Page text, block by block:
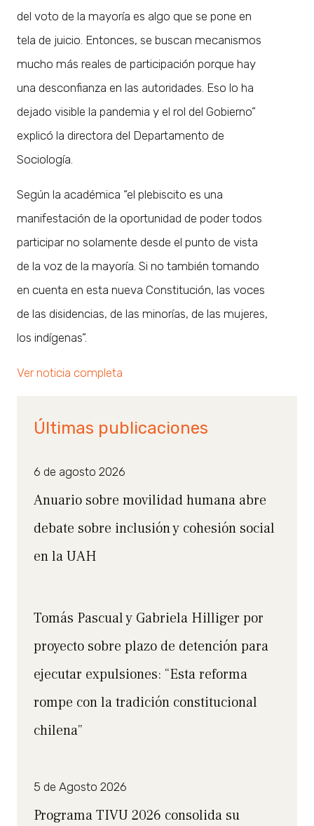
del voto de la mayoría es algo que se pone en
tela de juicio. Entonces, se buscan mecanismos
mucho más reales de participación porque hay
una desconfianza en las autoridades. Eso lo ha
dejado visible la pandemia y el rol del Gobierno”
explicó la directora del Departamento de
Sociología.
Según la académica “el plebiscito es una
manifestación de la oportunidad de poder todos
participar no solamente desde el punto de vista
de la voz de la mayoría. Si no también tomando
en cuenta en esta nueva Constitución, las voces
de las disidencias, de las minorías, de las mujeres,
los indígenas”.
Ver noticia completa
Últimas publicaciones
6 de agosto 2026
Anuario sobre movilidad humana abre
debate sobre inclusión y cohesión social
en la UAH
Tomás Pascual y Gabriela Hilliger por
proyecto sobre plazo de detención para
ejecutar expulsiones: “Esta reforma
rompe con la tradición constitucional
chilena”
5 de Agosto 2026
Programa TIVU 2026 consolida su